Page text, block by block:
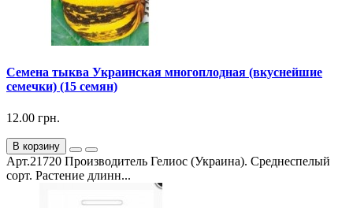
Семена тыква Украинская многоплодная (вкуснейшие
семечки) (15 семян)
12.00 грн.
В корзину
Арт.21720 Производитель Гелиос (Украина). Среднеспелый
сорт. Растение длинн...